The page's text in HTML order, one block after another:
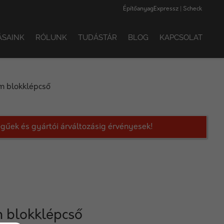
ÉpítőanyagExpressz | Scheck
RÓLUNK TUDÁSTÁR BLOG KAPCSOLAT
blokklépcső
és gyártói árváltozásig érvényesek!
blokklépcső